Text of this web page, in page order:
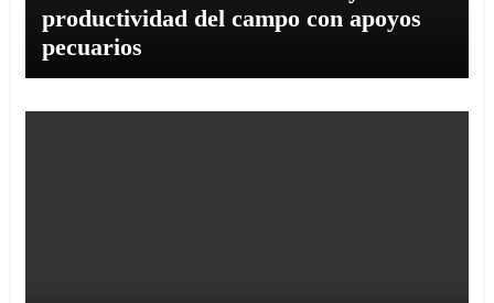
productividad del campo con apoyos
pecuarios